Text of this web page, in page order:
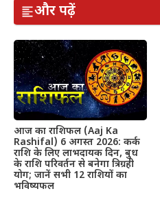
और पढ़ें
आज का राशिफल (Aaj Ka
Rashifal) 6 अगस्त 2026: कर्क
राशि के लिए लाभदायक दिन, बुध
के राशि परिवर्तन से बनेगा त्रिग्रही
योग; जानें सभी 12 राशियों का
भविष्यफल